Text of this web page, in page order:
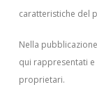
caratteristiche del
Nella
qui rappresentati
proprietari.